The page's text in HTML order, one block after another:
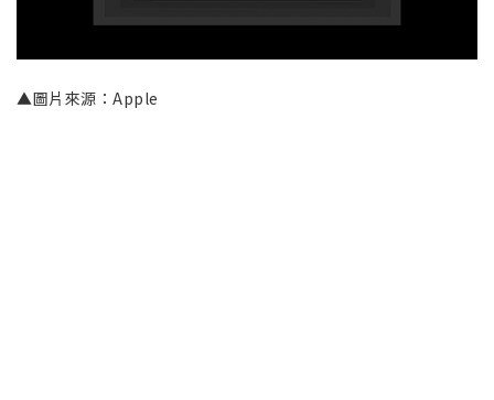
▲圖片來源：Apple